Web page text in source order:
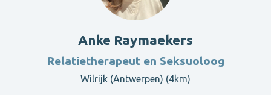
Anke Raymaekers
Relatietherapeut en Seksuoloog
Wilrijk (Antwerpen) (4km)